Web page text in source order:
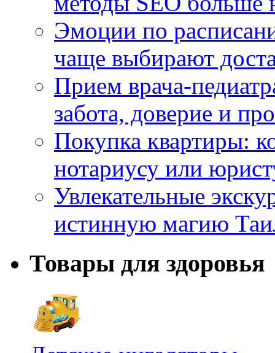
Эмоции по
чаще выбирают
Прием врача-
забота, доверие и
Покупка квартиры:
нотариусу или
Увлекательные
истинную магию
Товары для здоровья